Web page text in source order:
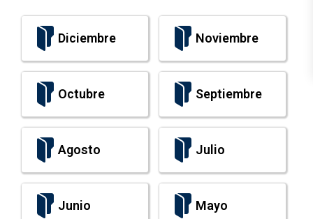
Diciembre Noviembre
Octubre Septiembre
Agosto Julio
Junio Mayo